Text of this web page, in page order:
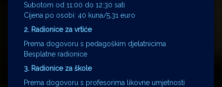
Subotom od 11:00 do 12:30 sati
Cijena po osobi: 40 kuna/5,31 euro
2. Radionice za vrtiće
Prema dogovoru s pedagoškim djelatnicima
Besplatne radionice
3. Radionice za škole
Prema dogovoru s profesorima likovne umjetnosti